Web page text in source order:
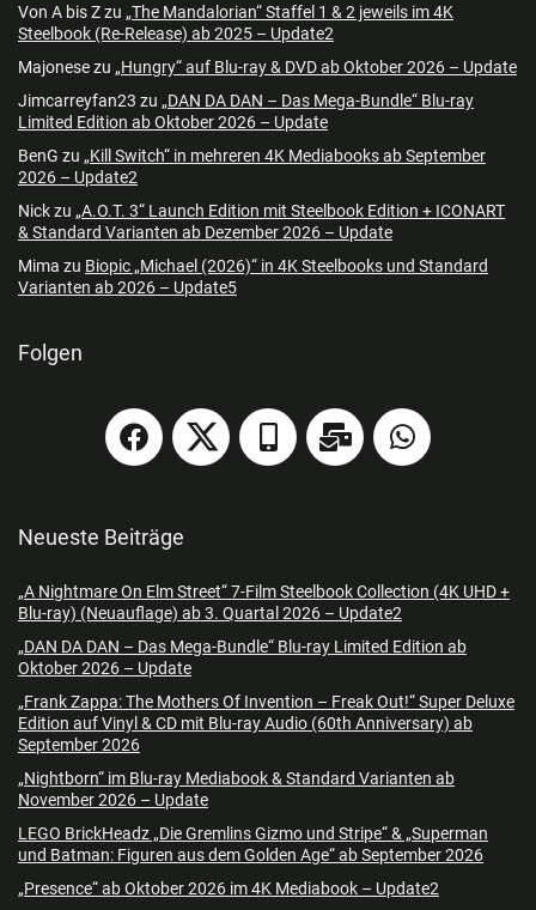
Von A bis Zzu „The Mandalorian“ Staffel 1 & 2 jeweils im 4K
Steelbook (Re-Release) ab 2025 – Update2
Majonesezu „Hungry“ auf Blu-ray & DVD ab Oktober 2026 – Update
Jimcarreyfan23 zu „DAN DA DAN – Das Mega-Bundle“ Blu-ray
Limited Edition ab Oktober 2026 – Update
BenG zu „Kill Switch“ in mehreren 4K Mediabooks ab September
2026 – Update2
Nickzu „A.O.T. 3“ Launch Edition mit Steelbook Edition + ICONART
& Standard Varianten ab Dezember 2026 – Update
Mima zu Biopic „Michael (2026)“ in 4K Steelbooks und Standard
Varianten ab 2026 – Update5
Folgen
Neueste Beiträge
„A Nightmare On Elm Street“ 7-Film Steelbook Collection (4K UHD +
Blu-ray) (Neuauflage) ab 3. Quartal 2026 – Update2
„DAN DA DAN – Das Mega-Bundle“ Blu-ray Limited Edition ab
Oktober 2026 – Update
„Frank Zappa: The Mothers Of Invention – Freak Out!“ Super Deluxe
Edition auf Vinyl & CD mit Blu-ray Audio (60th Anniversary) ab
September 2026
„Nightborn“ im Blu-ray Mediabook & Standard Varianten ab
November 2026 – Update
LEGO BrickHeadz „Die Gremlins Gizmo und Stripe“ & „Superman
und Batman: Figuren aus dem Golden Age“ ab September 2026
„Presence“ ab Oktober 2026 im 4K Mediabook – Update2